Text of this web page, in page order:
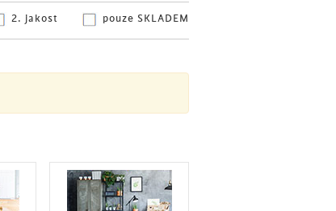
pouze SKLADEM
2. jakost